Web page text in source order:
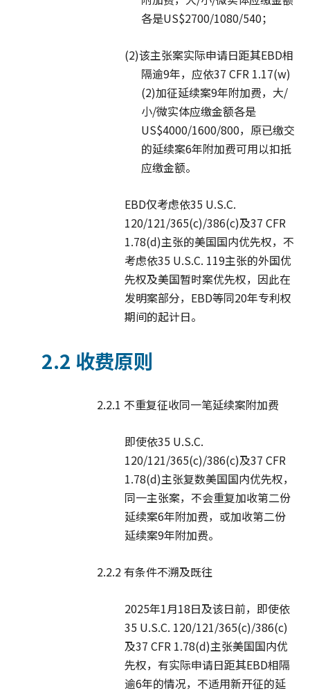
各是US$2700/1080/540；
(2)该主张案实际申请日距其EBD相
隔逾9年，应依37 CFR 1.17(w)
(2)加征延续案9年附加费，大/
小/微实体应缴金额各是
US$4000/1600/800，原已缴交
的延续案6年附加费可用以扣抵
应缴金额。
EBD仅考虑依35 U.S.C.
120/121/365(c)/386(c)及37 CFR
1.78(d)主张的美国国内优先权，不
考虑依35 U.S.C. 119主张的外国优
先权及美国暂时案优先权，因此在
发明案部分，EBD等同20年专利权
期间的起计日。
2.2 收费原则
2.2.1 不重复征收同一笔延续案附加费
即使依35 U.S.C.
120/121/365(c)/386(c)及37 CFR
1.78(d)主张复数美国国内优先权，
同一主张案，不会重复加收第二份
延续案6年附加费，或加收第二份
延续案9年附加费。
2.2.2 有条件不溯及既往
2025年1月18日及该日前，即使依
35 U.S.C. 120/121/365(c)/386(c)
及37 CFR 1.78(d)主张美国国内优
先权，有实际申请日距其EBD相隔
逾6年的情况，不适用新开征的延